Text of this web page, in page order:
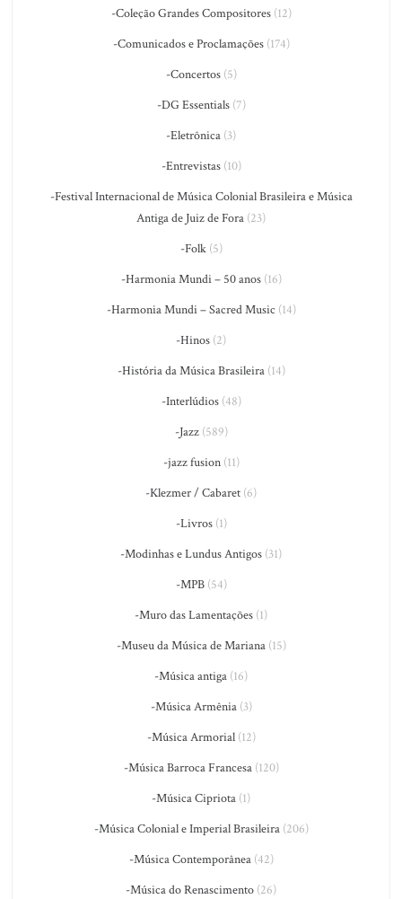
-Coleção Grandes Compositores(12)
-Comunicados e Proclamações(174)
-Concertos(5)
-DG Essentials(7)
-Eletrônica (3)
-Entrevistas(10)
-Festival Internacional de Música Colonial Brasileira e Música
Antiga de Juiz de Fora (23)
-Folk(5)
-Harmonia Mundi – 50 anos(16)
-Harmonia Mundi – Sacred Music (14)
-Hinos (2)
-História da Música Brasileira(14)
-Interlúdios(48)
-Jazz(589)
-jazz fusion(11)
-Klezmer / Cabaret (6)
-Livros(1)
-Modinhas e Lundus Antigos (31)
-MPB(54)
-Muro das Lamentações (1)
-Museu da Música de Mariana(15)
-Música antiga (16)
-Música Armênia(3)
-Música Armorial(12)
-Música Barroca Francesa(120)
-Música Cipriota (1)
-Música Colonial e Imperial Brasileira(206)
-Música Contemporânea(42)
-Música do Renascimento (26)